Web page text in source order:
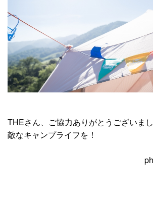
THEさん、ご協力ありがとうございま
敵なキャンプライフを！